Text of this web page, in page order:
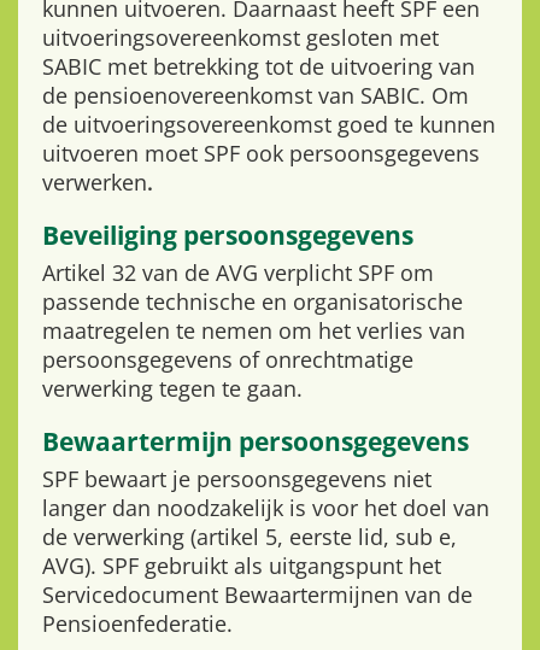
kunnen uitvoeren. Daarnaast heeft SPF een
uitvoeringsovereenkomst gesloten met
SABIC met betrekking tot de uitvoering van
de pensioenovereenkomst van SABIC. Om
de uitvoeringsovereenkomst goed te kunnen
uitvoeren moet SPF ook persoonsgegevens
verwerken.
Beveiliging persoonsgegevens
Artikel 32 van de AVG verplicht SPF om
passende technische en organisatorische
maatregelen te nemen om het verlies van
persoonsgegevens of onrechtmatige
verwerking tegen te gaan.
Bewaartermijn persoonsgegevens
SPF bewaart je persoonsgegevens niet
langer dan noodzakelijk is voor het doel van
de verwerking (artikel 5, eerste lid, sub e,
AVG). SPF gebruikt als uitgangspunt het
Servicedocument Bewaartermijnen van de
Pensioenfederatie.